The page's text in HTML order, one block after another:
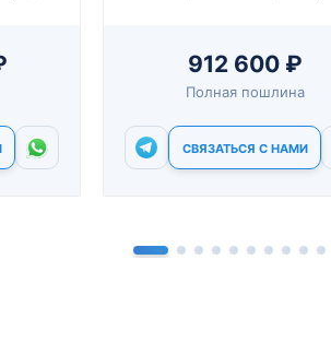
912 600 ₽
Полная пошлина
СВЯЗАТЬСЯ С НАМИ